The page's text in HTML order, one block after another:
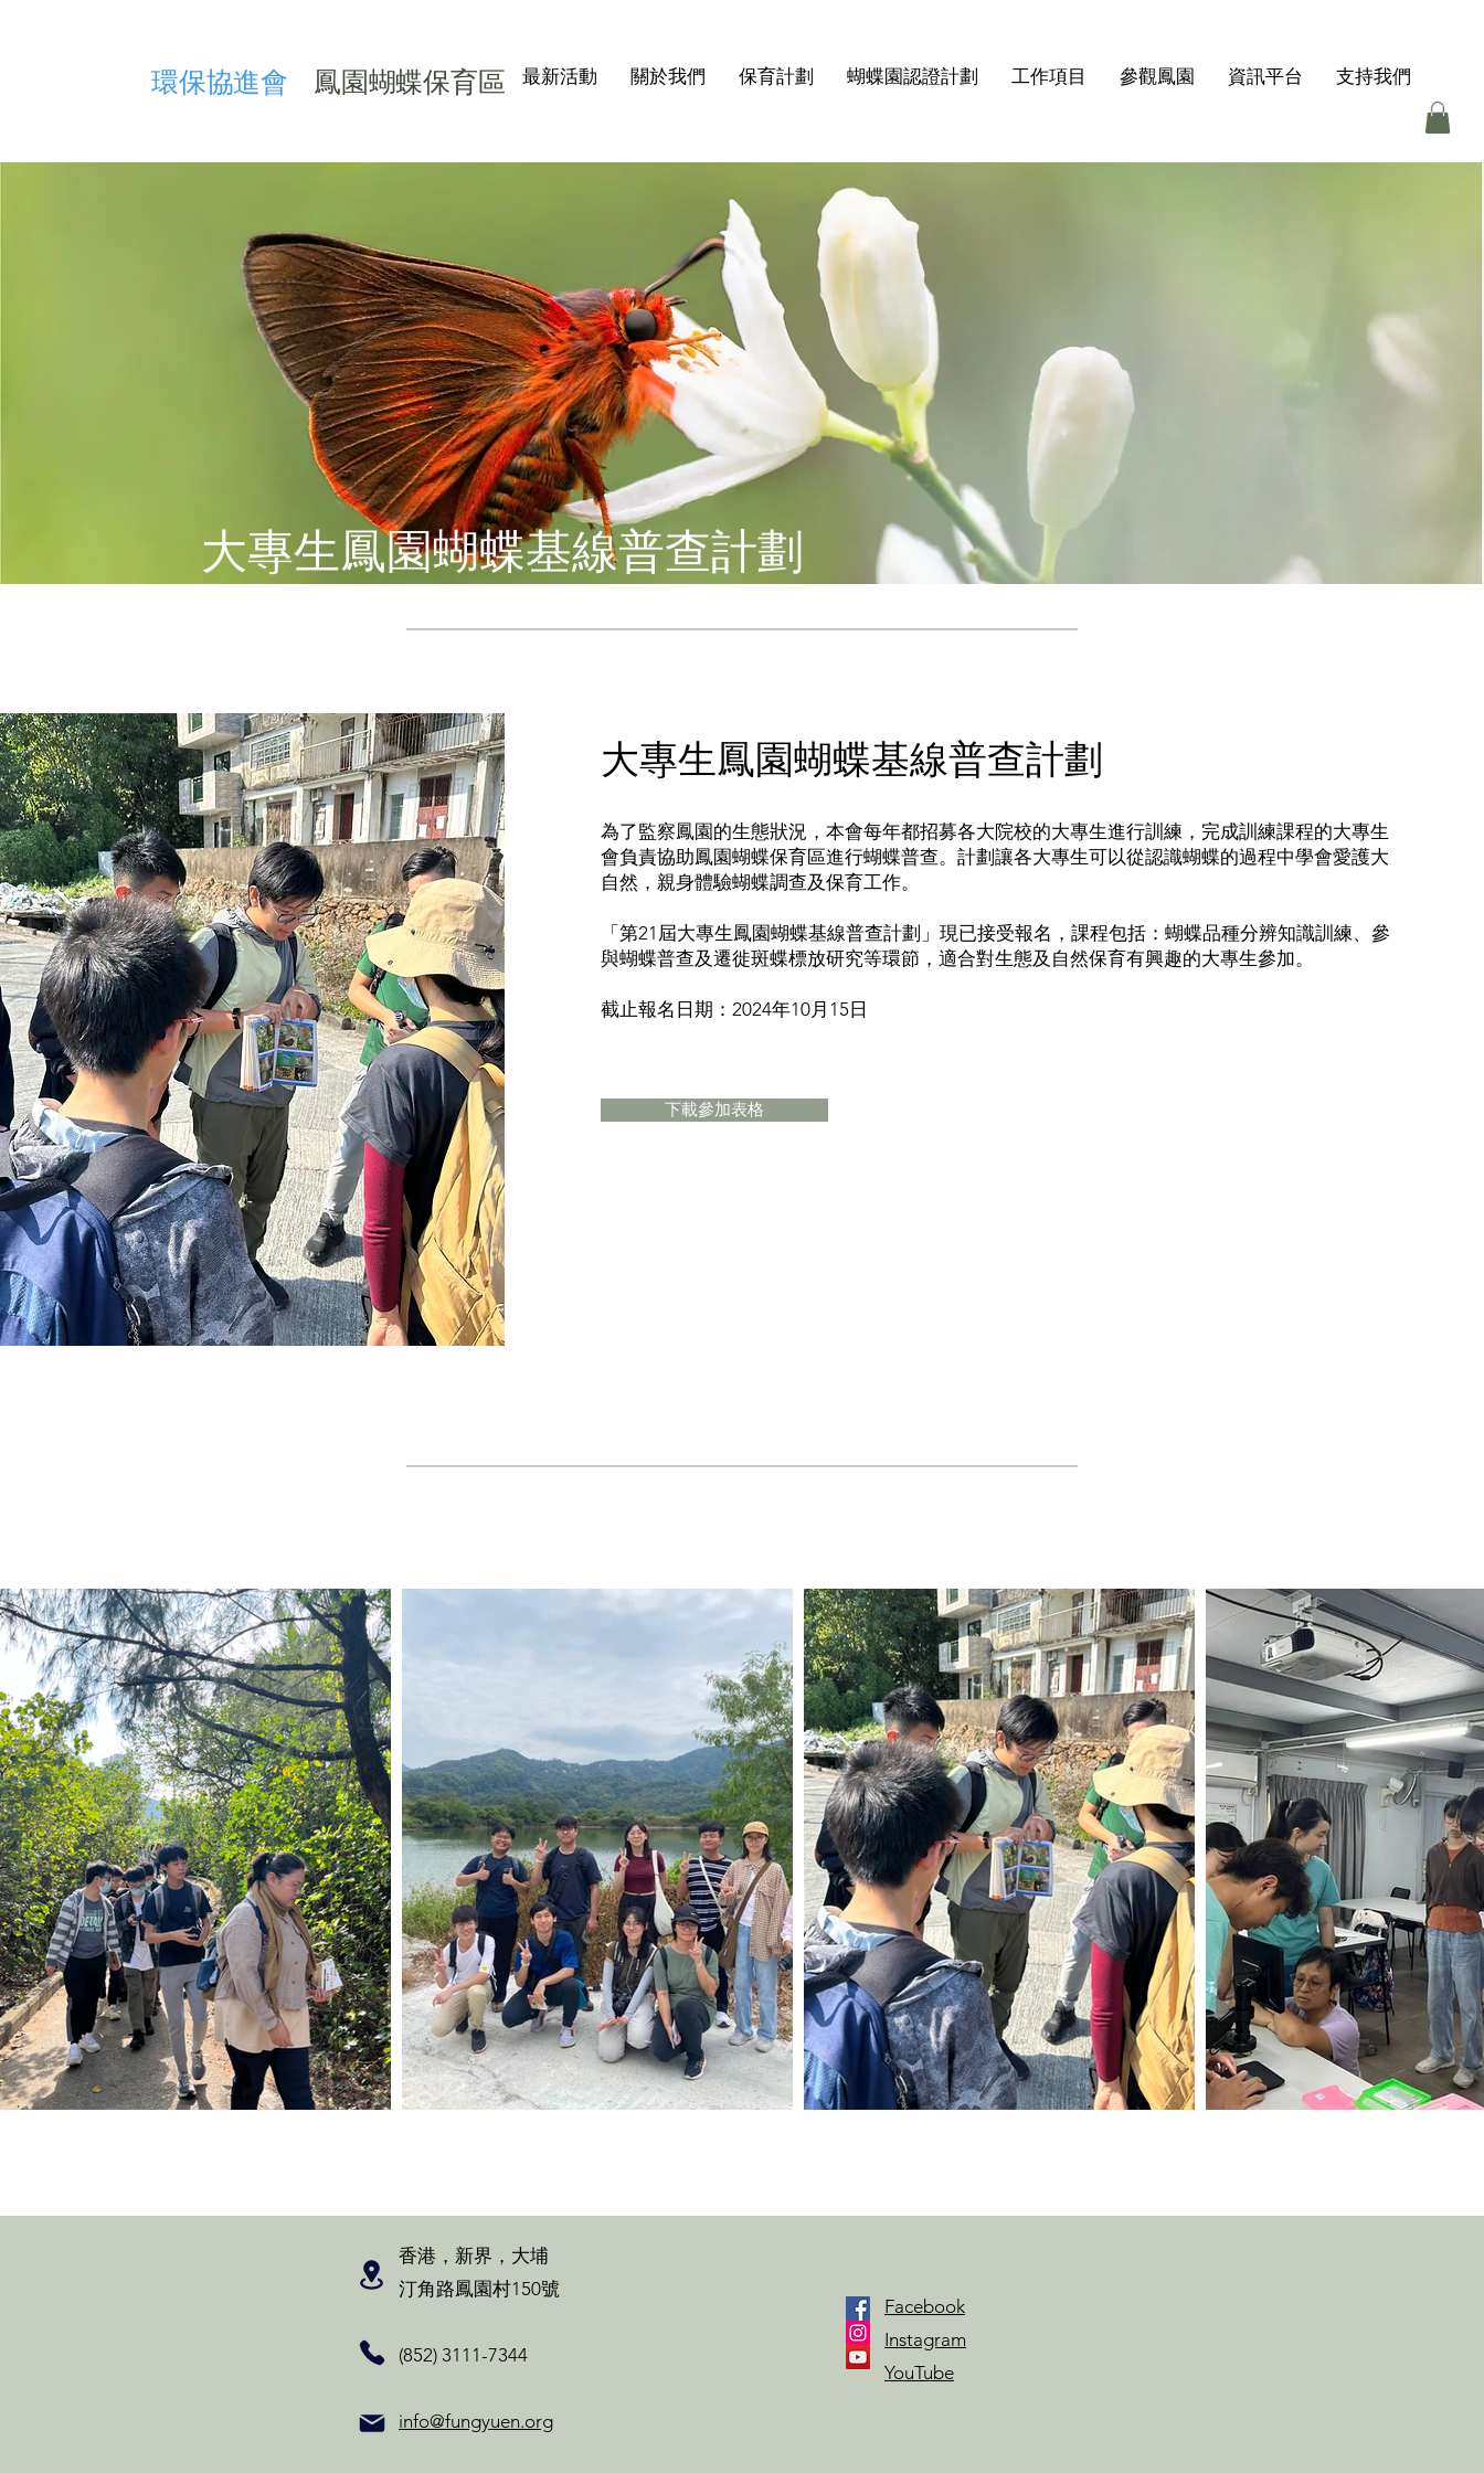
​環保協進會 鳳園蝴蝶保育區 最新活動 關於我們 保育計劃 蝴蝶園認證計劃 工作項目 參觀鳳園 資訊平台 支持我們
大專生鳳園蝴蝶基線普查計劃
大專生鳳園蝴蝶基線普查計劃
為了監察鳳園的生態狀況，本會每年都招募各大院校的大專生進行訓練，完成訓練課程的大專生
會負責協助鳳園蝴蝶保育區進行蝴蝶普查。計劃讓各大專生可以從認識蝴蝶的過程中學會愛護大
自然，親身體驗蝴蝶調查及保育工作。
「第21屆大專生鳳園蝴蝶基線普查計劃」現已接受報名，課程包括：蝴蝶品種分辨知識訓練、參
與蝴蝶普查及遷徙斑蝶標放研究等環節，適合對生態及自然保育有興趣的大專生參加。
​截止報名日期：2024年10月15日
下載參加表格
香港，新界，大埔
汀角路鳳園村150號
(852) 3111-7344
info@fungyuen.org
Facebook
Instagram
YouTube